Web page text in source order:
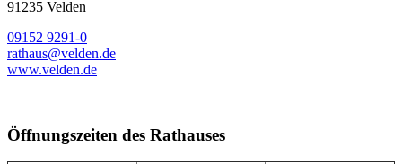
91235 Velden
09152 9291-0
rathaus@velden.de
www.velden.de
Öffnungszeiten des Rathauses